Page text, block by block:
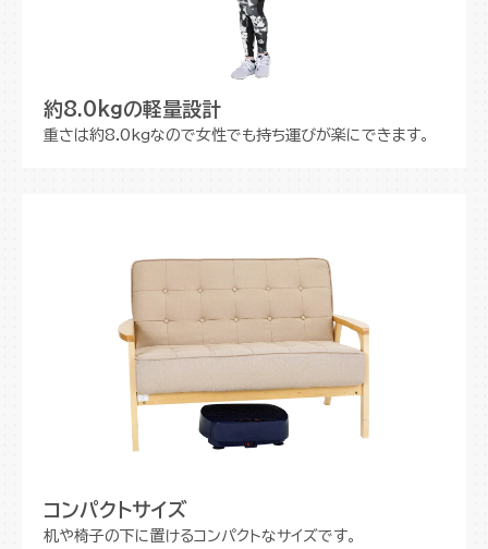
約8.0kgの軽量設計
重さは約8.0kgなので女性でも持ち運びが楽にできます。
コンパクトサイズ
机や椅子の下に置けるコンパクトなサイズです。